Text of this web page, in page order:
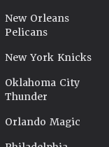
New Orleans
Pelicans
New York Knicks
Oklahoma City
Thunder
Orlando Magic